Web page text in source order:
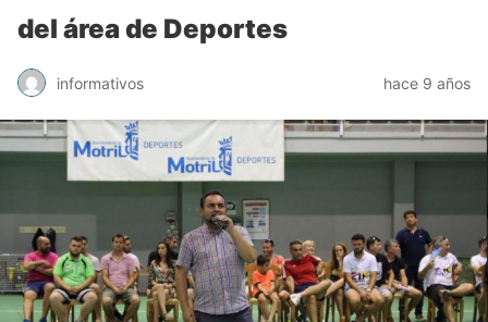
del área de Deportes
informativos hace 9 años